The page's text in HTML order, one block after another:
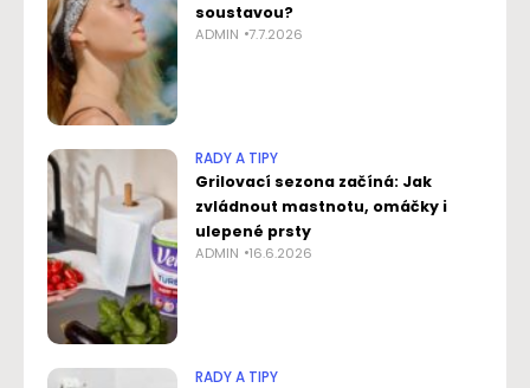
soustavou?
ADMIN 7.7.2026
RADY A TIPY
Grilovací sezona začíná: Jak
zvládnout mastnotu, omáčky i
ulepené prsty
ADMIN 16.6.2026
RADY A TIPY